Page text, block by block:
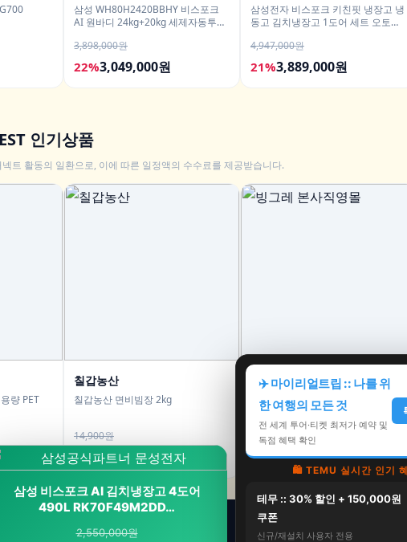
삼성 WH80H2420BBHY 비스포크
AI 원바디 24kg+20kg 세제자동투입
3,898,000원
22%3,049,000원
삼성전자 비스포크 키친핏 냉장고 냉
동고 김치냉장고 1도어 세트 오토오
4,947,000원
21%3,889,000원
인기상품
트 활동의 일환으로, 이에 따른 일정액의 수수료를 제공받습니다.
량 PET
칠갑농산
칠갑농산 면비빔장 2kg
14,900원
27%10,900원
빙그레 본사직영몰
[10% 슈퍼적립] 빙그레 더단백 40g
고함량 드링크 더블초코 350ml 6개
입 고단백 단백질음료
24,900원
12%21,900원
✈️ 마이리얼트립 :: 나를 위
한 여행의 모든 것
전 세계 투어·티켓 최저가 예약 및
독점 혜택 확인
🛍️ TEMU 실시간 인기
테무 :: 30% 할인 + 150,000원
쿠폰
신규/재설치 사용자 전용
삼성 비스포크 AI 김치냉장고 4도어
490L RK70F49M2DD…
2,550,000원